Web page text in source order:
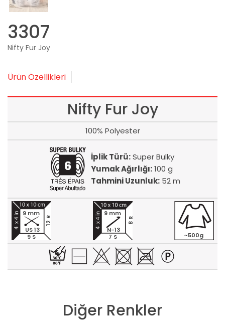
3307
Nifty Fur Joy
Ürün Özellikleri
Nifty Fur Joy
100% Polyester
İplik Türü:Super Bulky
Yumak Ağırlığı:100 g
Tahmini Uzunluk: 52 m
9 S
12 R
9 mm
US 13
7 S
8 R
9 mm
N-13
~500g
Diğer Renkler